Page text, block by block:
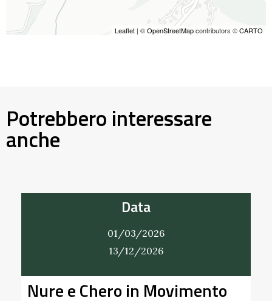
Leaflet | ©OpenStreetMapcontributors ©CARTO
Potrebbero interessare
anche
Data
01/03/2026
13/12/2026
Nure e Chero in Movimento